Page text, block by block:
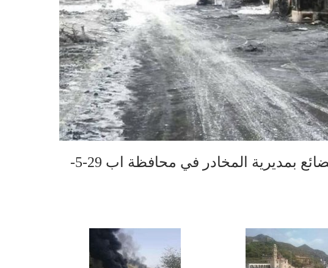
جريمة قصف و استهداف ناقلتي بضائع بمديرية المخادر في محافظة اب 29-5-